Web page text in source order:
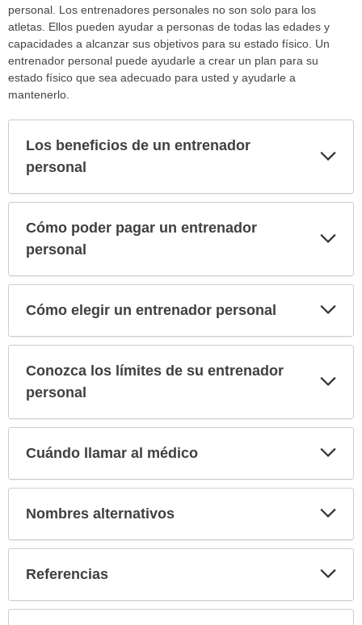
personal. Los entrenadores personales no son solo para los
atletas. Ellos pueden ayudar a personas de todas las edades y
capacidades a alcanzar sus objetivos para su estado físico. Un
entrenador personal puede ayudarle a crear un plan para su
estado físico que sea adecuado para usted y ayudarle a
mantenerlo.
Los beneficios de un entrenador
personal
Cómo poder pagar un entrenador
personal
Cómo elegir un entrenador personal
Conozca los límites de su entrenador
personal
Cuándo llamar al médico
Nombres alternativos
Referencias